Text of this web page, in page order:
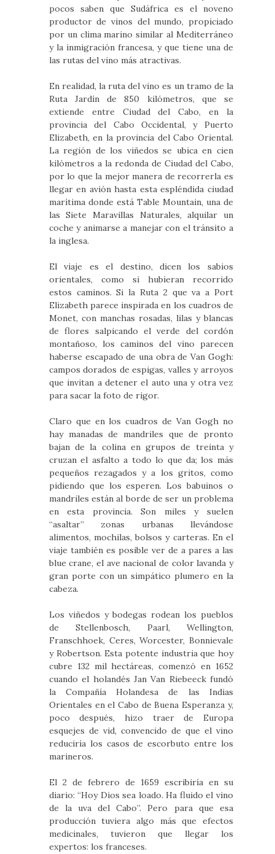
pocos saben que Sudáfrica es el noveno
productor de vinos del mundo, propiciado
por un clima marino similar al Mediterráneo
y la inmigración francesa, y que tiene una de
las rutas del vino más atractivas.
En realidad, la ruta del vino es un tramo de la
Ruta Jardín de 850 kilómetros, que se
extiende entre Ciudad del Cabo, en la
provincia del Cabo Occidental, y Puerto
Elizabeth, en la provincia del Cabo Oriental.
La región de los viñedos se ubica en cien
kilómetros a la redonda de Ciudad del Cabo,
por lo que la mejor manera de recorrerla es
llegar en avión hasta esta espléndida ciudad
marítima donde está Table Mountain, una de
las Siete Maravillas Naturales, alquilar un
coche y animarse a manejar con el tránsito a
la inglesa.
El viaje es el destino, dicen los sabios
orientales, como si hubieran recorrido
estos caminos. Si la Ruta 2 que va a Port
Elizabeth parece inspirada en los cuadros de
Monet, con manchas rosadas, lilas y blancas
de flores salpicando el verde del cordón
montañoso, los caminos del vino parecen
haberse escapado de una obra de Van Gogh:
campos dorados de espigas, valles y arroyos
que invitan a detener el auto una y otra vez
para sacar la foto de rigor.
Claro que en los cuadros de Van Gogh no
hay manadas de mandriles que de pronto
bajan de la colina en grupos de treinta y
cruzan el asfalto a todo lo que da; los más
pequeños rezagados y a los gritos, como
pidiendo que los esperen. Los babuinos o
mandriles están al borde de ser un problema
en esta provincia. Son miles y suelen
“asaltar” zonas urbanas llevándose
alimentos, mochilas, bolsos y carteras. En el
viaje también es posible ver de a pares a las
blue crane, el ave nacional de color lavanda y
gran porte con un simpático plumero en la
cabeza.
Los viñedos y bodegas rodean los pueblos
de Stellenbosch, Paarl, Wellington,
Franschhoek, Ceres, Worcester, Bonnievale
y Robertson. Esta potente industria que hoy
cubre 132 mil hectáreas, comenzó en 1652
cuando el holandés Jan Van Riebeeck fundó
la Compañía Holandesa de las Indias
Orientales en el Cabo de Buena Esperanza y,
poco después, hizo traer de Europa
esquejes de vid, convencido de que el vino
reduciría los casos de escorbuto entre los
marineros.
El 2 de febrero de 1659 escribiría en su
diario: “Hoy Dios sea loado. Ha fluido el vino
de la uva del Cabo”. Pero para que esa
producción tuviera algo más que efectos
medicinales, tuvieron que llegar los
expertos: los franceses.